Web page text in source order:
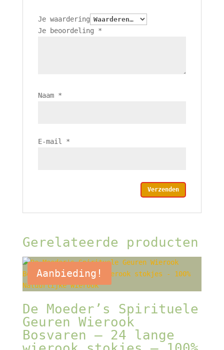
Je waardering
Je beoordeling *
Naam *
E-mail *
Gerelateerde producten
Aanbieding!
De Moeder’s Spirituele
Geuren Wierook
Bosvaren – 24 lange